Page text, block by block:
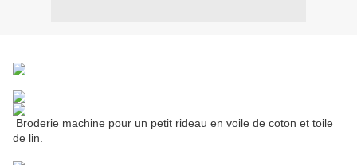
Broderie machine pour un petit rideau en voile de coton et toile
de lin.